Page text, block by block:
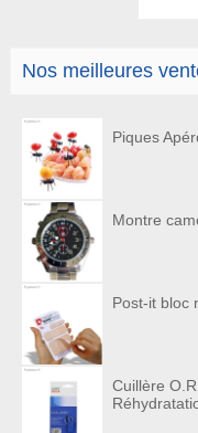
Nos meilleures
Piques
Montre
Post-it bloc
Cuillère